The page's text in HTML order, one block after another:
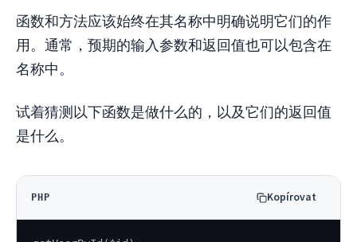
函数和方法应该始终在其名称中明确说明它们的作
用。通常，预期的输入参数和返回值也可以包含在
名称中。
试着猜测以下函数是做什么的，以及它们的返回值
是什么。
PHP Kopírovat